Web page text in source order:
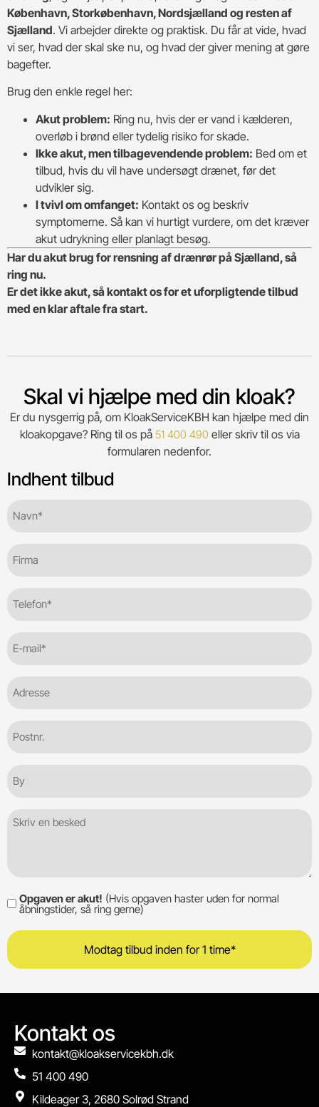
København, Storkøbenhavn, Nordsjælland og resten af
Sjælland. Vi arbejder direkte og praktisk. Du får at vide, hvad
vi ser, hvad der skal ske nu, og hvad der giver mening at gøre
bagefter.
Brug den enkle regel her:
Akut problem: Ring nu, hvis der er vand i kælderen,
overløb i brønd eller tydelig risiko for skade.
Ikke akut, men tilbagevendende problem: Bed om et
tilbud, hvis du vil have undersøgt drænet, før det
udvikler sig.
I tvivl om omfanget: Kontakt os og beskriv
symptomerne. Så kan vi hurtigt vurdere, om det kræver
akut udrykning eller planlagt besøg.
Har du akut brug for rensning af drænrør på Sjælland, så
ring nu.
Er det ikke akut, så kontakt os for et uforpligtende tilbud
med en klar aftale fra start.
Skal vi hjælpe med din kloak?
Er du nysgerrig på, om KloakServiceKBH kan hjælpe med din
kloakopgave? Ring til os på 51 400 490 eller skriv til os via
formularen nedenfor.
Indhent tilbud
(Required)
(Required)
mail
Opgaven
akut!
Opgaven er akut! (Hvis opgaven haster uden for normal
åbningstider, så ring gerne)
Kontakt os
kontakt@kloakservicekbh.dk
51 400 490
Kildeager 3, 2680 Solrød Strand